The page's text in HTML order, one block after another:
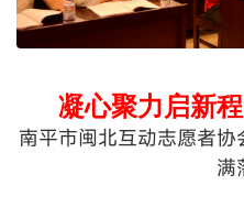
凝心聚力启新程
南平市闽北互动志愿者
满